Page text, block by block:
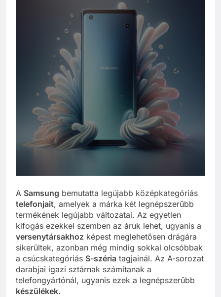
A Samsung bemutatta legújabb középkategóriás
telefonjait, amelyek a márka két legnépszerűbb
termékének legújabb változatai. Az egyetlen
kifogás ezekkel szemben az áruk lehet, ugyanis a
versenytársakhoz képest meglehetősen drágára
sikerültek, azonban még mindig sokkal olcsóbbak
a csúcskategóriás S-széria tagjainál. Az A-sorozat
darabjai igazi sztárnak számítanak a
telefongyártónál, ugyanis ezek a legnépszerűbb
készülékek.